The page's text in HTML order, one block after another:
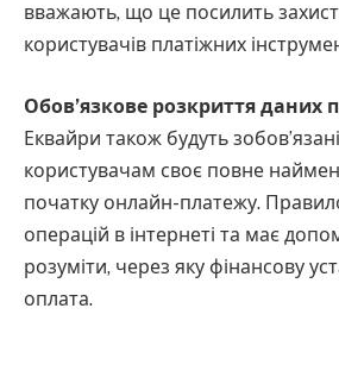
вважають, що це посилить
користувачів платіжних
Обов’язкове розкриття даних
Еквайри також будуть
користувачам своє повне
початку онлайн-платежу.
операцій в інтернеті та має
розуміти, через яку фінансову
оплата.